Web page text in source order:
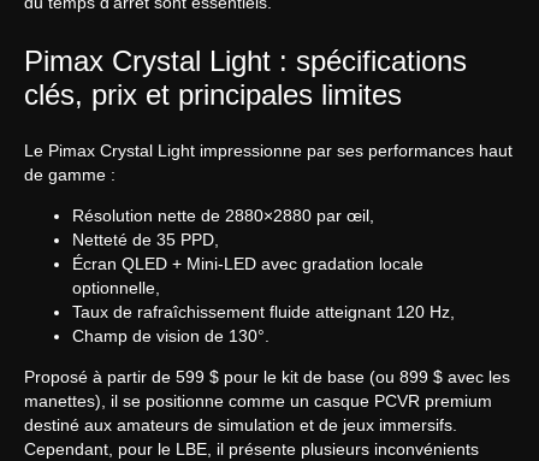
Pimax Crystal Light : spécifications
clés, prix et principales limites
Le Pimax Crystal Light impressionne par ses performances haut
de gamme :
Résolution nette de 2880×2880 par œil,
Netteté de 35 PPD,
Écran QLED + Mini-LED avec gradation locale
optionnelle,
Taux de rafraîchissement fluide atteignant 120 Hz,
Champ de vision de 130°.
Proposé à partir de 599 $ pour le kit de base (ou 899 $ avec les
manettes), il se positionne comme un casque PCVR premium
destiné aux amateurs de simulation et de jeux immersifs.
Cependant, pour le LBE, il présente plusieurs inconvénients